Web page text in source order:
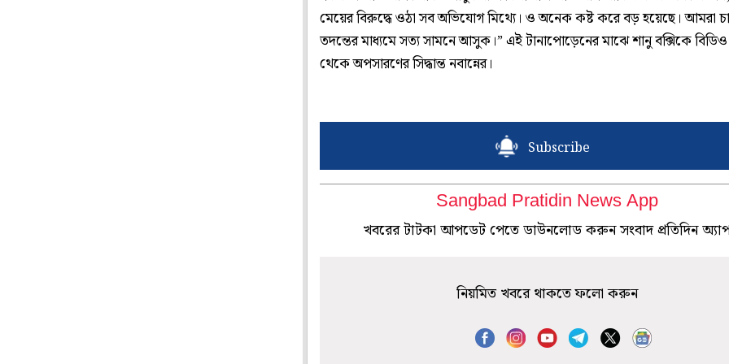
মেয়ের বিরুদ্ধে ওঠা সব অভিযোগ মিথ্যে। ও অনেক কষ্ট করে বড় হয়েছে। আমরা
তদন্তের মাধ্যমে সত্য সামনে আসুক।” এই টানাপোড়েনের মাঝে শানু বক্সিকে
থেকে অপসারণের সিদ্ধান্ত নবান্নের।
Subscribe
Sangbad Pratidin News App
খবরের টাটকা আপডেট পেতে ডাউনলোড করুন সংবাদ প্রতিদিন
নিয়মিত খবরে থাকতে ফলো করুন